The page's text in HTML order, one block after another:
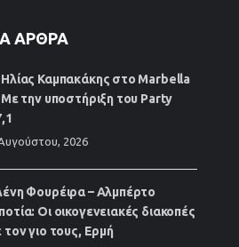
ΆΡΘΡΑ
Καμπακάκης στο Marbella
την υποστήριξη του Party
2026
Φουρέιρα – Αλμπέρτο
Οι οικογενειακές διακοπές
τον γιο τους, Ερμή